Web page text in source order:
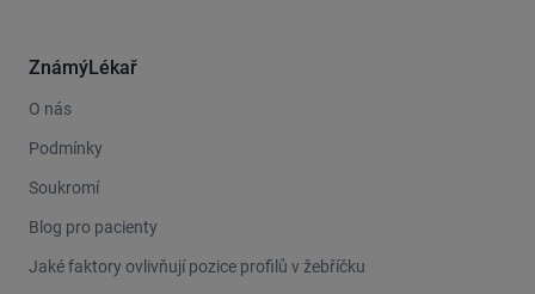
ZnámýLékař
O nás
Podmínky
Soukromí
Blog pro pacienty
Jaké faktory ovlivňují pozice profilů v žebříčku